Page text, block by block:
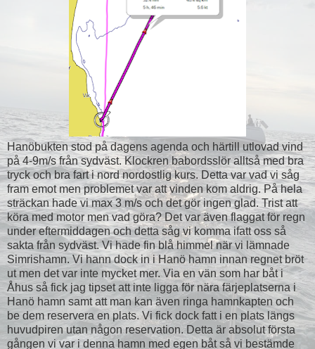
Hanöbukten stod på dagens agenda och härtill utlovad vind
på 4-9m/s från sydväst. Klockren babordsslör alltså med bra
tryck och bra fart i nord nordostlig kurs. Detta var vad vi såg
fram emot men problemet var att vinden kom aldrig. På hela
sträckan hade vi max 3 m/s och det gör ingen glad. Trist att
köra med motor men vad göra? Det var även flaggat för regn
under eftermiddagen och detta såg vi komma ifatt oss så
sakta från sydväst. Vi hade fin blå himmel när vi lämnade
Simrishamn. Vi hann dock in i Hanö hamn innan regnet bröt
ut men det var inte mycket mer. Via en vän som har båt i
Åhus så fick jag tipset att inte ligga för nära färjeplatserna i
Hanö hamn samt att man kan även ringa hamnkapten och
be dem reservera en plats. Vi fick dock fatt i en plats längs
huvudpiren utan någon reservation. Detta är absolut första
gången vi var i denna hamn med egen båt så vi bestämde